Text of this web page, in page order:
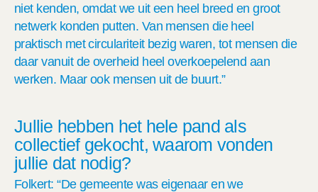
niet kenden, omdat we uit een heel breed en groot
netwerk konden putten. Van mensen die heel
praktisch met circulariteit bezig waren, tot mensen die
daar vanuit de overheid heel overkoepelend aan
werken. Maar ook mensen uit de buurt.”
Jullie hebben het hele pand als
collectief gekocht, waarom vonden
jullie dat nodig?
Folkert: “De gemeente was eigenaar en we